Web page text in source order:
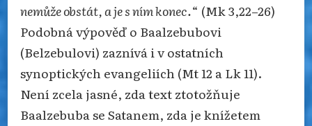
nemůže obstát, a je s ním konec.“ (Mk 3,22–26)
Podobná výpověď o Baalzebubovi
(Belzebulovi) zaznívá i v ostatních
synoptických evangeliích (Mt 12 a Lk 11).
Není zcela jasné, zda text ztotožňuje
Baalzebuba se Satanem, zda je knížetem